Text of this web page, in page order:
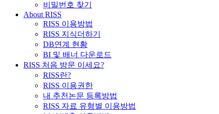
비밀번호 찾기
About RISS
RISS 이용방법
RISS 지식더하기
DB연계 현황
BI 및 배너 다운로드
RISS 처음 방문 이세요?
RISS란?
RISS 이용권한
내 추천논문 등록방법
RISS 자료 유형별 이용방법